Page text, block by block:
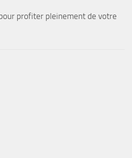
profiter pleinement de votre